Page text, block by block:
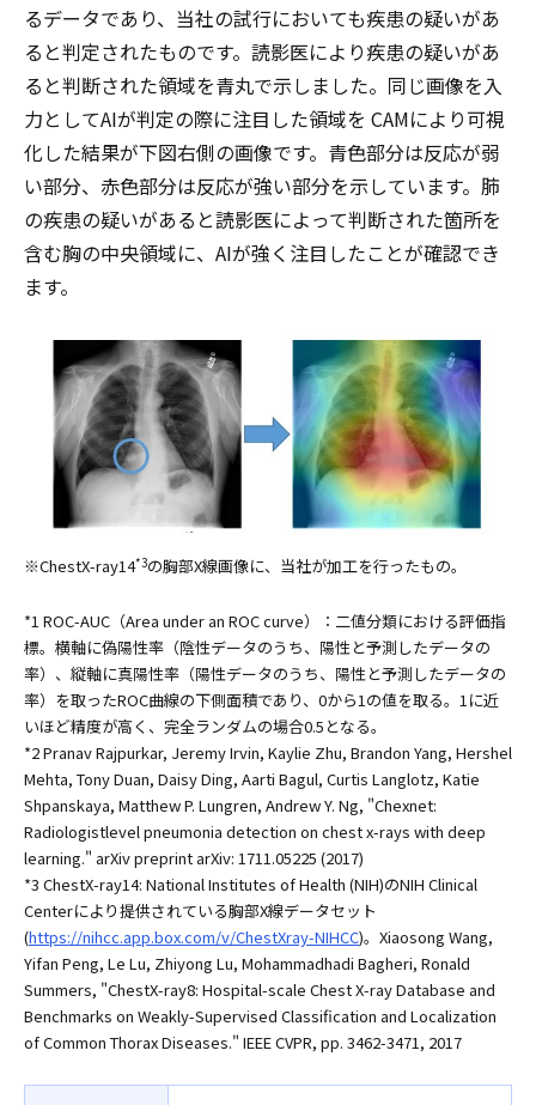
るデータであり、当社の試行においても疾患の疑いがあ
ると判定されたものです。読影医により疾患の疑いがあ
ると判断された領域を青丸で示しました。同じ画像を入
力としてAIが判定の際に注目した領域を CAMにより可視
化した結果が下図右側の画像です。青色部分は反応が弱
い部分、赤色部分は反応が強い部分を示しています。肺
の疾患の疑いがあると読影医によって判断された箇所を
含む胸の中央領域に、AIが強く注目したことが確認でき
ます。
※ChestX-ray14*3の胸部X線画像に、当社が加工を行ったもの。
*1 ROC-AUC（Area under an ROC curve）：二値分類における評価指
標。横軸に偽陽性率（陰性データのうち、陽性と予測したデータの
率）、縦軸に真陽性率（陽性データのうち、陽性と予測したデータの
率）を取ったROC曲線の下側面積であり、0から1の値を取る。1に近
いほど精度が高く、完全ランダムの場合0.5となる。
*2 Pranav Rajpurkar, Jeremy Irvin, Kaylie Zhu, Brandon Yang, Hershel
Mehta, Tony Duan, Daisy Ding, Aarti Bagul, Curtis Langlotz, Katie
Shpanskaya, Matthew P. Lungren, Andrew Y. Ng, "Chexnet:
Radiologistlevel pneumonia detection on chest x-rays with deep
learning." arXiv preprint arXiv: 1711.05225 (2017)
*3 ChestX-ray14: National Institutes of Health (NIH)のNIH Clinical
Centerにより提供されている胸部X線データセット
(https://nihcc.app.box.com/v/ChestXray-NIHCC)。Xiaosong Wang,
Yifan Peng, Le Lu, Zhiyong Lu, Mohammadhadi Bagheri, Ronald
Summers, "ChestX-ray8: Hospital-scale Chest X-ray Database and
Benchmarks on Weakly-Supervised Classification and Localization
of Common Thorax Diseases." IEEE CVPR, pp. 3462-3471, 2017